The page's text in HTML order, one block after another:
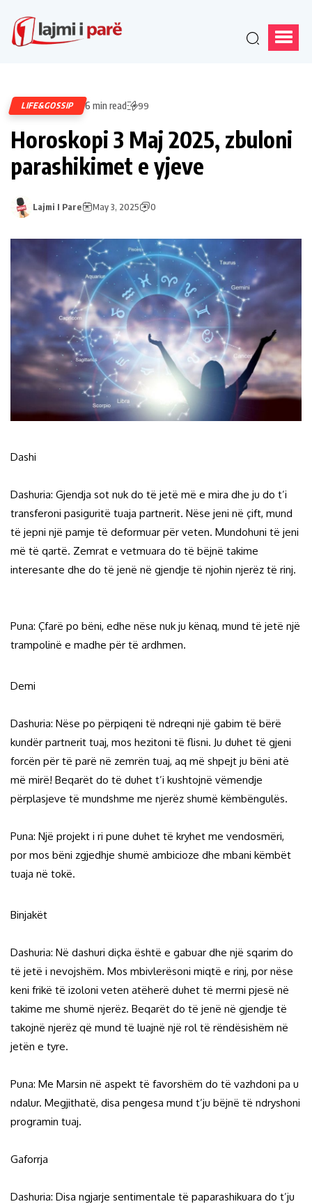
LIFE&GOSSIP 6 min read 99
Horoskopi 3 Maj 2025, zbuloni
parashikimet e yjeve
Lajmi I Pare May 3, 2025 0
Dashi
Dashuria: Gjendja sot nuk do të jetë më e mira dhe ju do t’i
transferoni pasiguritë tuaja partnerit. Nëse jeni në çift, mund
të jepni një pamje të deformuar për veten. Mundohuni të jeni
më të qartë. Zemrat e vetmuara do të bëjnë takime
interesante dhe do të jenë në gjendje të njohin njerëz të rinj.
Puna: Çfarë po bëni, edhe nëse nuk ju kënaq, mund të jetë një
trampolinë e madhe për të ardhmen.
Demi
Dashuria: Nëse po përpiqeni të ndreqni një gabim të bërë
kundër partnerit tuaj, mos hezitoni të flisni. Ju duhet të gjeni
forcën për të parë në zemrën tuaj, aq më shpejt ju bëni atë
më mirë! Beqarët do të duhet t’i kushtojnë vëmendje
përplasjeve të mundshme me njerëz shumë këmbëngulës.
Puna: Një projekt i ri pune duhet të kryhet me vendosmëri,
por mos bëni zgjedhje shumë ambicioze dhe mbani këmbët
tuaja në tokë.
Binjakët
Dashuria: Në dashuri diçka është e gabuar dhe një sqarim do
të jetë i nevojshëm. Mos mbivlerësoni miqtë e rinj, por nëse
keni frikë të izoloni veten atëherë duhet të merrni pjesë në
takime me shumë njerëz. Beqarët do të jenë në gjendje të
takojnë njerëz që mund të luajnë një rol të rëndësishëm në
jetën e tyre.
Puna: Me Marsin në aspekt të favorshëm do të vazhdoni pa u
ndalur. Megjithatë, disa pengesa mund t’ju bëjnë të ndryshoni
programin tuaj.
Gaforrja
Dashuria: Disa ngjarje sentimentale të paparashikuara do t’ju